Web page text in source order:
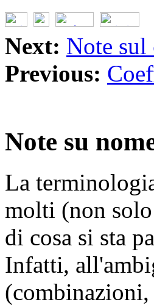
Next: Note sul
Previous:
Note su
La
molti (non
di cosa si sta
Infatti,